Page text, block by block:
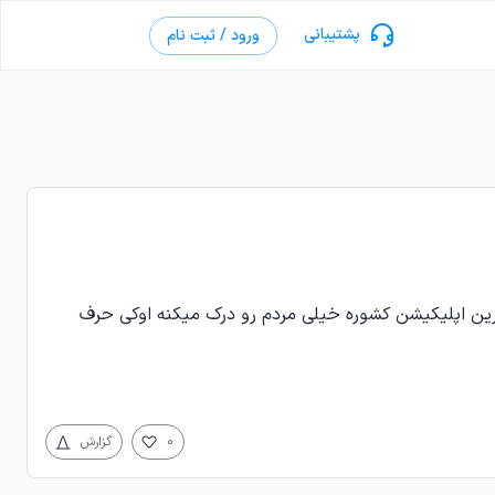
پشتیبانی ورود / ثبت نام
اپلیکیشن کشوره خیلی مردم رو درک میکنه اوکی حرف
0 گزارش